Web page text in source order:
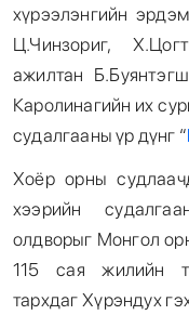
хүрээлэнгийн
Ц.Чинзориг,
ажилтан
Каролинагийн их
судалгааны үр дүнг “
Хоёр орны
хээрийн
олдворыг Монгол
115 сая жилийн
тархдаг Хүрэндух